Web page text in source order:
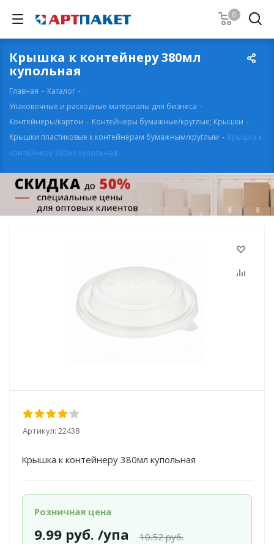
0
Крышка к контейнеру 380мл
купольная
Главная - Каталог -
Упаковочные и расходные материалы для бизнеса -
Контейнеры/картон - Контейнеры бумажные/круглые; Крышки -
Крышки пластиковые к контейнерам бумажным/круглым - Крышка к
контейнеру 380мл купольная
Артикул: 22438
Крышка к контейнеру 380мл купольная
Розничная цена
9.99руб. /упа 10.52руб.